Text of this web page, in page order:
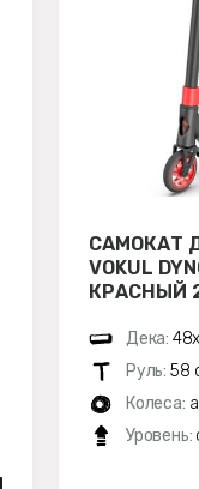
САМОКАТ
VOKUL
КРАСНЫЙ
Дека:
Руль: 58
Колеса:
Уровень: